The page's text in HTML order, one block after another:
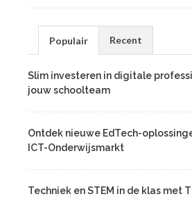
Populair Recent
Slim investeren in digitale
jouw schoolteam
Ontdek nieuwe EdTech-
ICT-Onderwijsmarkt
Techniek en STEM in de klas met